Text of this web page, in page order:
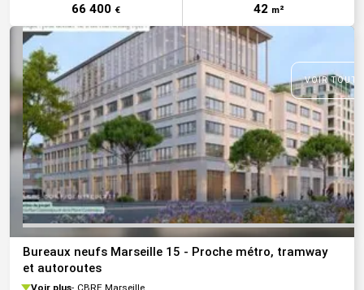
66 400 € 42 m²
VOIR
Bureaux neufs Marseille 15 - Proche métro, tramway
et autoroutes
Voir plus CBRE Marseille